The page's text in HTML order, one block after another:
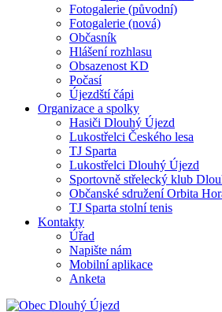
Fotogalerie (původní)
Fotogalerie (nová)
Občasník
Hlášení rozhlasu
Obsazenost KD
Počasí
Újezdští čápi
Organizace a spolky
Hasiči Dlouhý Újezd
Lukostřelci Českého lesa
TJ Sparta
Lukostřelci Dlouhý Újezd
Sportovně střelecký klub
Občanské sdružení Orbita
TJ Sparta stolní tenis
Kontakty
Úřad
Napište nám
Mobilní aplikace
Anketa